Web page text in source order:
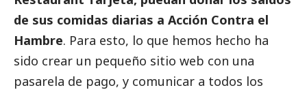
de sus comidas diarias a Acción Contra el
Hambre. Para esto, lo que hemos hecho ha
sido crear un pequeño sitio web con una
pasarela de pago, y comunicar a todos los